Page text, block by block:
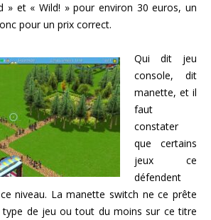
» et « Wild! » pour environ 30 euros, un
pour un prix correct.
Qui dit jeu
console, dit
manette, et il
faut
constater
que certains
jeux ce
défendent
niveau. La manette switch ne ce prête
type de jeu ou tout du moins sur ce titre